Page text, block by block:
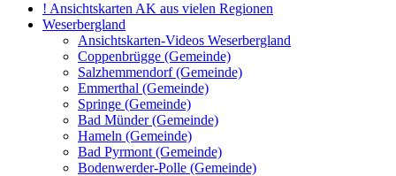
! Ansichtskarten AK aus vielen Regionen
Weserbergland
Ansichtskarten-Videos Weserbergland
Coppenbrügge (Gemeinde)
Salzhemmendorf (Gemeinde)
Emmerthal (Gemeinde)
Springe (Gemeinde)
Bad Münder (Gemeinde)
Hameln (Gemeinde)
Bad Pyrmont (Gemeinde)
Bodenwerder-Polle (Gemeinde)